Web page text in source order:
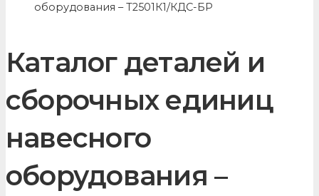
оборудования – Т2501К1/КДС-БР
Каталог деталей и
сборочных единиц
навесного
оборудования –